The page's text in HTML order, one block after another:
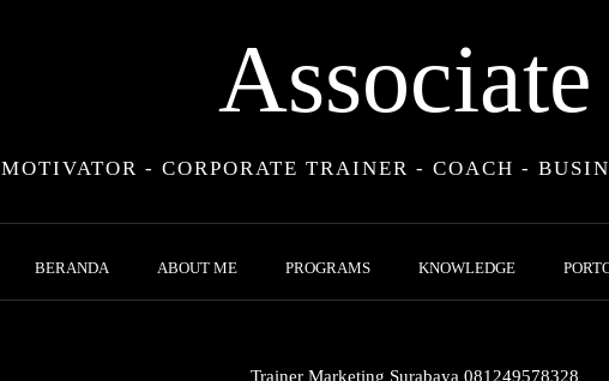
Associate
MOTIVATOR - CORPORATE TRAINER - COACH -
BERANDA ABOUT ME PROGRAMS KNOWLEDGE